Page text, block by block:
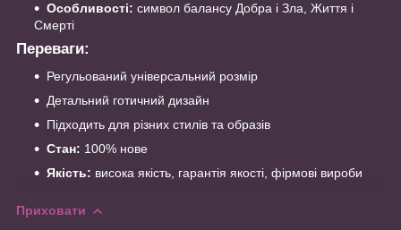
Особливості: символ балансу Добра і Зла, Життя і
Смерті
Переваги:
Регульований універсальний розмір
Детальний готичний дизайн
Підходить для різних стилів та образів
Стан: 100% нове
Якість: висока якість, гарантія якості, фірмові вироби
Приховати